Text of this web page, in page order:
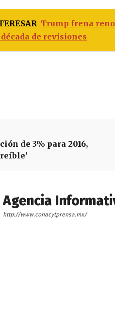
Trump frena
de revisiones
de 3% para 2016,
Agencia
http://www.conacytprensa.mx/